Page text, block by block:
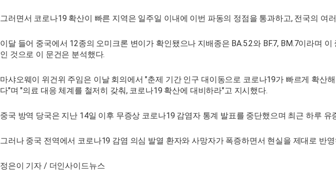
그러면서 코로나19 확산이 빠른 지역은 일주일 이내에 이번 파동의 정점을 통과하고, 전국의 여
이달 들어 중국에서 12종의 오미크론 변이가 확인됐으나 지배종은 BA.5.2와 BF.7, BM.7이라며
인 것으로 이 문건은 분석했다.
마샤오웨이 위건위 주임은 이날 회의에서 "춘제 기간 인구 대이동으로 코로나19가 빠르게 확산
다"며 "의료 대응 체계를 철저히 갖춰, 코로나19 확산에 대비하라"고 지시했다.
중국 방역 당국은 지난 14일 이후 무증상 코로나19 감염자 통계 발표를 중단했으며 최근 하루
그러나 중국 전역에서 코로나19 감염 의심 발열 환자와 사망자가 폭증하면서 현실을 제대로 반
정은이 기자 / 더인사이드뉴스